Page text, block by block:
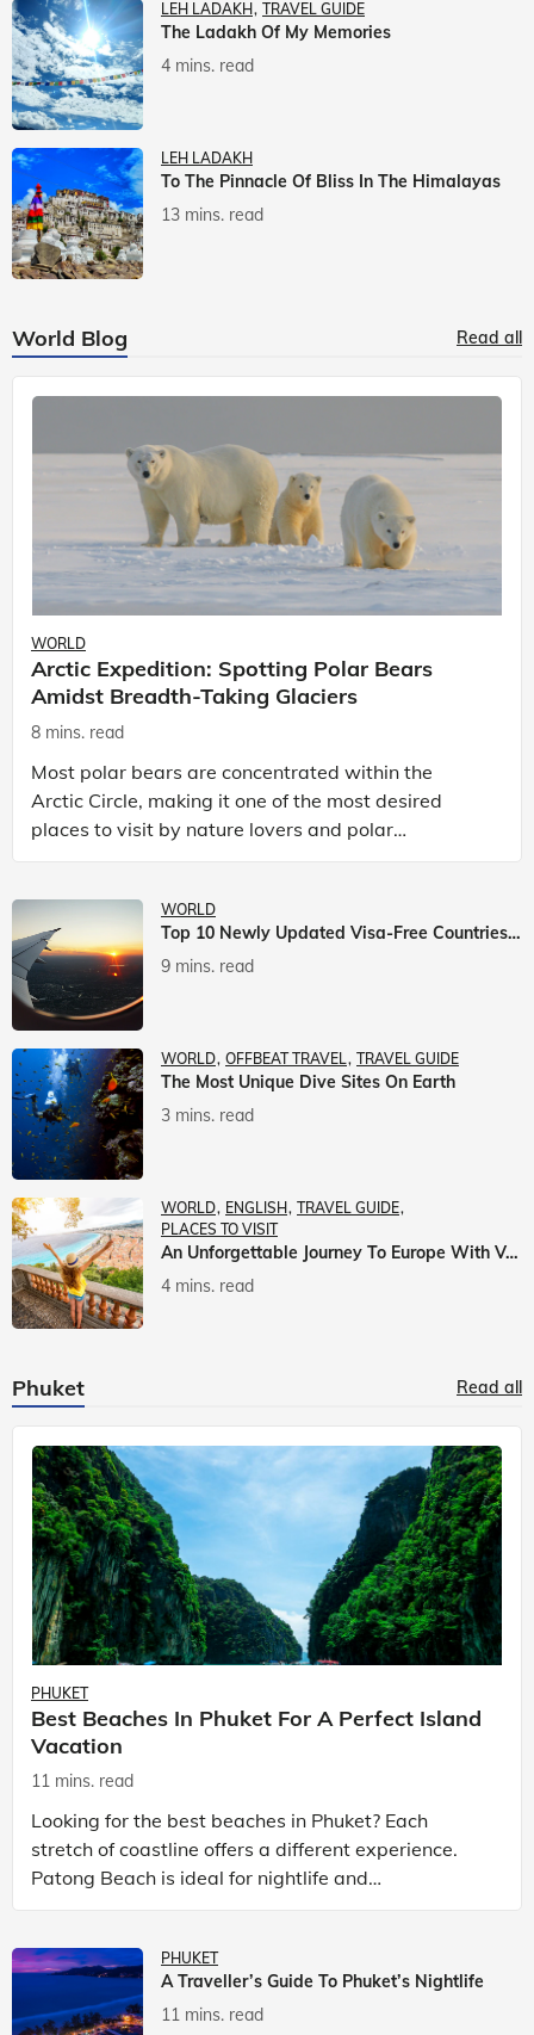
LEH LADAKH TRAVEL GUIDE
The Ladakh Of My Memories
4 mins. read
LEH LADAKH
To The Pinnacle Of Bliss In The Himalayas
13 mins. read
World Blog Read all
WORLD
Arctic Expedition: Spotting Polar Bears
Amidst Breadth-Taking Glaciers
8 mins. read
Most polar bears are concentrated within the
Arctic Circle, making it one of the most desired
places to visit by nature lovers and polar
passionate travellers. Known to be prolific hunters,
WORLD
Top 10 Newly Updated Visa-Free Countries For Indian Citizens
9 mins. read
WORLD OFFBEAT TRAVEL TRAVEL GUIDE
The Most Unique Dive Sites On Earth
3 mins. read
WORLD ENGLISH TRAVEL GUIDE
PLACES TO VISIT
An Unforgettable Journey To Europe With Veena World
4 mins. read
Phuket Read all
PHUKET
Best Beaches In Phuket For A Perfect Island
Vacation
11 mins. read
Looking for the best beaches in Phuket? Each
stretch of coastline offers a different experience.
Patong Beach is ideal for nightlife and
entertainment, while Kata Beach Phuket and Karon
PHUKET
A Traveller’s Guide To Phuket’s Nightlife
11 mins. read